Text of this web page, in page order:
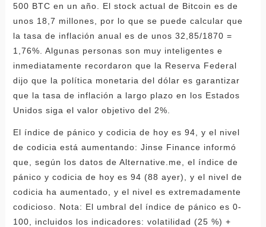
500 BTC en un año. El stock actual de Bitcoin es de
unos 18,7 millones, por lo que se puede calcular que
la tasa de inflación anual es de unos 32,85/1870 =
1,76%. Algunas personas son muy inteligentes e
inmediatamente recordaron que la Reserva Federal
dijo que la política monetaria del dólar es garantizar
que la tasa de inflación a largo plazo en los Estados
Unidos siga el valor objetivo del 2%.
El índice de pánico y codicia de hoy es 94, y el nivel
de codicia está aumentando: Jinse Finance informó
que, según los datos de Alternative.me, el índice de
pánico y codicia de hoy es 94 (88 ayer), y el nivel de
codicia ha aumentado, y el nivel es extremadamente
codicioso. Nota: El umbral del índice de pánico es 0-
100, incluidos los indicadores: volatilidad (25 %) +